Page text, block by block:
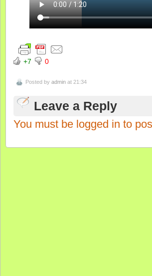
+7 0
Posted by admin at 21:34
Leave a Reply
You must be logged in to